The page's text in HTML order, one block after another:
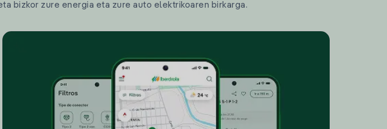
bizkor zure energia eta zure auto elektrikoaren birkarga.